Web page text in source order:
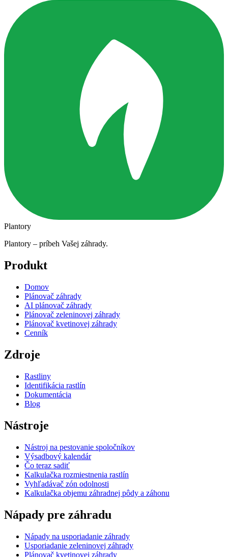
Plantory
Plantory – príbeh Vašej záhrady.
Produkt
Domov
Plánovač záhrady
AI plánovač záhrady
Plánovač zeleninovej záhrady
Plánovač kvetinovej záhrady
Cenník
Zdroje
Rastliny
Identifikácia rastlín
Dokumentácia
Blog
Nástroje
Nástroj na pestovanie spoločníkov
Výsadbový kalendár
Čo teraz sadiť
Kalkulačka rozmiestnenia rastlín
Vyhľadávač zón odolnosti
Kalkulačka objemu záhradnej pôdy a záhonu
Nápady pre záhradu
Nápady na usporiadanie záhrady
Usporiadanie zeleninovej záhrady
Plánovač kvetinovej záhrady